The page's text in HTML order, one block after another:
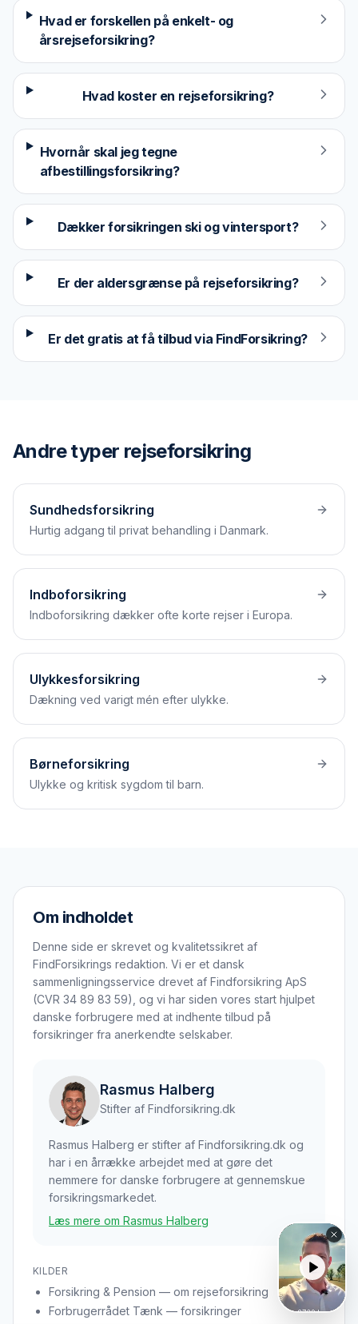
Hvad er forskellen på enkelt- og
årsrejseforsikring?
Hvad koster en rejseforsikring?
Hvornår skal jeg tegne
afbestillingsforsikring?
Dækker forsikringen ski og vintersport?
Er der aldersgrænse på rejseforsikring?
Er det gratis at få tilbud via FindForsikring?
Andre typer rejseforsikring
Sundhedsforsikring
Hurtig adgang til privat behandling i Danmark.
Indboforsikring
Indbo­forsikring dækker ofte korte rejser i Europa.
Ulykkesforsikring
Dækning ved varigt mén efter ulykke.
Børneforsikring
Ulykke og kritisk sygdom til barn.
Om indholdet
Denne side er skrevet og kvalitetssikret af
FindForsikrings redaktion. Vi er et dansk
sammenligningsservice drevet af Findforsikring ApS
(CVR 34 89 83 59), og vi har siden vores start hjulpet
danske forbrugere med at indhente tilbud på
forsikringer fra anerkendte selskaber.
Rasmus Halberg
Stifter af Findforsikring.dk
Rasmus Halberg er stifter af Findforsikring.dk og
har i en årrække arbejdet med at gøre det
nemmere for danske forbrugere at gennemskue
forsikringsmarkedet.
Læs mere om Rasmus Halberg
KILDER
Forsikring & Pension — om rejseforsikring
Forbrugerrådet Tænk — forsikringer